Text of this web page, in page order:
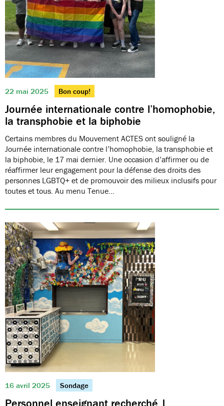
22 mai 2025 Bon coup!
Journée internationale contre l’homophobie,
la transphobie et la biphobie
Certains membres du Mouvement ACTES ont souligné la
Journée internationale contre l’homophobie, la transphobie et
la biphobie, le 17 mai dernier. Une occasion d’affirmer ou de
réaffirmer leur engagement pour la défense des droits des
personnes LGBTQ+ et de promouvoir des milieux inclusifs pour
toutes et tous. Au menu Tenue…
16 avril 2025 Sondage
Personnel enseignant recherché |